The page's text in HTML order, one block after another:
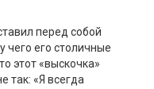
перед собой
чего его столичные
этот «выскочка»
так: «Я всегда